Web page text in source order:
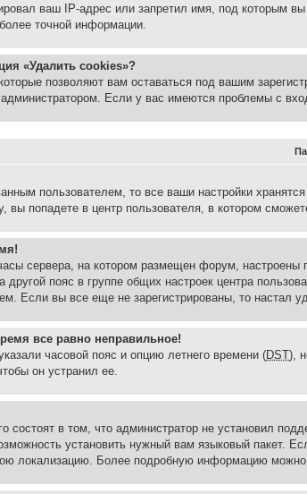
ваш IP-адрес или запретил имя, под которым
точной информации.
«Удалить cookies»?
позволяют вам оставаться под вашим
Если у вас имеются проблемы с
пользователем, то все ваши настройки
попадете в центр пользователя, в котором
сервера, на котором размещен форум,
другой пояс в группе общих настроек центра
Если вы все еще не зарегистрированы, то настал
все равно неправильное!
часовой пояс и опцию летнего времени (DST),
он устранил ее.
состоят в том, что администратор не установил
установить нужный вам языковый пакет.
локализацию. Более подробную информацию